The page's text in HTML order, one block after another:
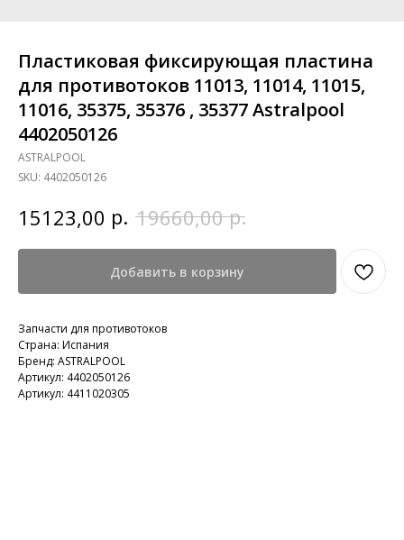
Пластиковая фиксирующая пластина
для противотоков 11013, 11014, 11015,
11016, 35375, 35376 , 35377 Astralpool
4402050126
ASTRALPOOL
SKU: 4402050126
15123,00 р. 19660,00 р.
Добавить в корзину
Запчасти для противотоков
Страна: Испания
Бренд: ASTRALPOOL
Артикул: 4402050126
Артикул: 4411020305